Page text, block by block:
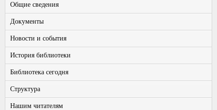
Общие сведения
Документы
Новости и события
История библиотеки
Библиотека сегодня
Структура
Нашим читателям